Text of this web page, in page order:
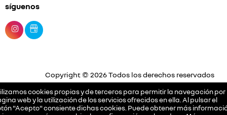
cookies propias y de terceros para permitir la navegación por
web y la utilización de los servicios ofrecidos en ella. Al pulsar el
"Acepto" consiente dichas cookies. Puede obtener más
síguenos
Copyright © 2026 Todos los derechos reservados
Plataforma Concesión byReleasemarketing S.L.